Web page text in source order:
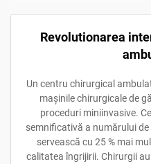
Revolutionarea
Un centru chirurgical
mașinile chirurgicale de
proceduri miniinvasive.
semnificativă a numărului
servească cu 25 % mai
calitatea îngrijirii. Chirurgii